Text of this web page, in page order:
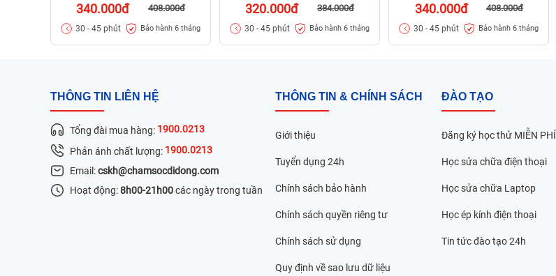
340.000đ 408.000đ
30 - 45 phút Bảo hành 6 tháng
320.000đ 384.000đ
30 - 45 phút Bảo hành 6 tháng
340.000đ 408.000đ
30 - 45 phút Bảo hành 6 tháng
THÔNG TIN LIÊN HỆ
Tổng đài mua hàng: 1900.0213
Phản ánh chất lượng: 1900.0213
Email:cskh@chamsocdidong.com
Hoạt động:8h00-21h00các ngày trong tuần
THÔNG TIN & CHÍNH SÁCH
Giới thiệu
Tuyển dụng 24h
Chính sách bảo hành
Chính sách quyền riêng tư
Chính sách sử dụng
Quy định về sao lưu dữ liệu
ĐÀO TẠO
Đăng ký học thử MIỄN PHÍ
Học sửa chữa điện thoại
Học sửa chữa Laptop
Học ép kính điện thoại
Tin tức đào tạo 24h